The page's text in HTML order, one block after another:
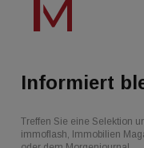
Informiert
Treffen Sie eine Selektion
immoflash, Immobilien